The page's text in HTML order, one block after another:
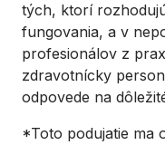
tých, ktorí
fungovania, a v
profesionálov z
zdravotnícky
odpovede na
*Toto podujatie ma